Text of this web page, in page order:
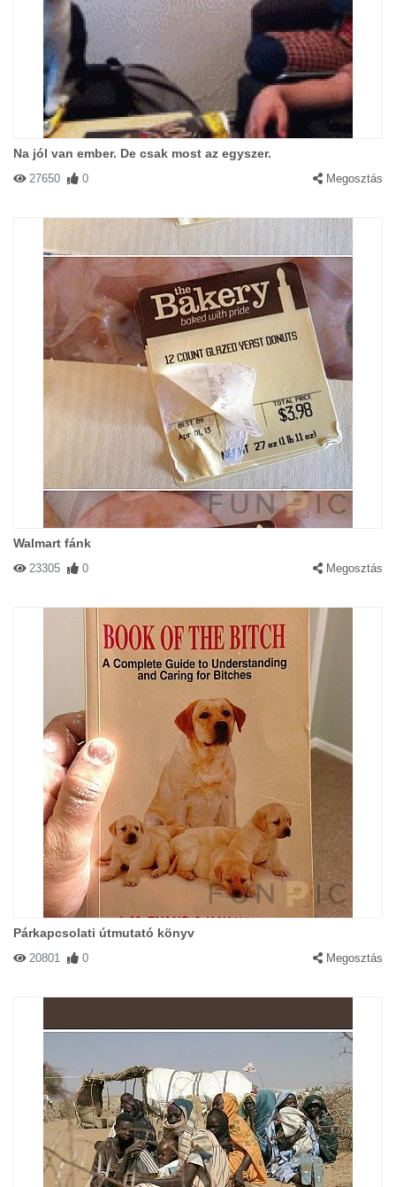
Na jól van ember. De csak most az egyszer.
27650 0 Megosztás
Walmart fánk
23305 0 Megosztás
Párkapcsolati útmutató könyv
20801 0 Megosztás